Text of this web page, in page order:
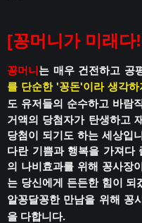
[꽁머니가 미래다
꽁머니 는 매우 건전하고 공
를 단순한 '꽁돈'이라 생각
도 유저들의 순수하고 바람
거액의 당첨자가 탄생하고
당첨이 되기도 하는 세상입
다란 기쁨과 행복을 가져다
의 나비효과를 위해 꽁사장
는 당신에게 든든한 힘이 되
알꽁달꽁한 만남을 위해 꽁
을 다합니다.